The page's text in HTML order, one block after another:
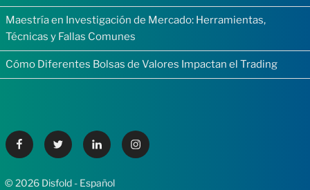
Maestría en Investigación de Mercado: Herramientas,
Técnicas y Fallas Comunes
Cómo Diferentes Bolsas de Valores Impactan el Trading
FacebookTwitter LinkedinInstagram
© 2026 Disfold - Español